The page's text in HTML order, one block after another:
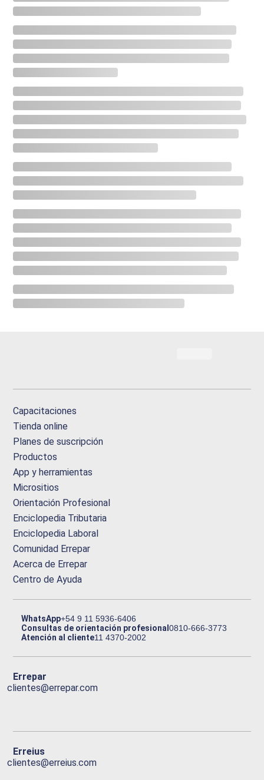
Capacitaciones
Tienda online
Planes de suscripción
Productos
App y herramientas
Micrositios
Orientación Profesional
Enciclopedia Tributaria
Enciclopedia Laboral
Comunidad Errepar
Acerca de Errepar
Centro de Ayuda
WhatsApp+54 9 11 5936-6406
Consultas de orientación profesional0810-666-3773
Atención al cliente11 4370-2002
Errepar
clientes@errepar.com
Erreius
clientes@erreius.com